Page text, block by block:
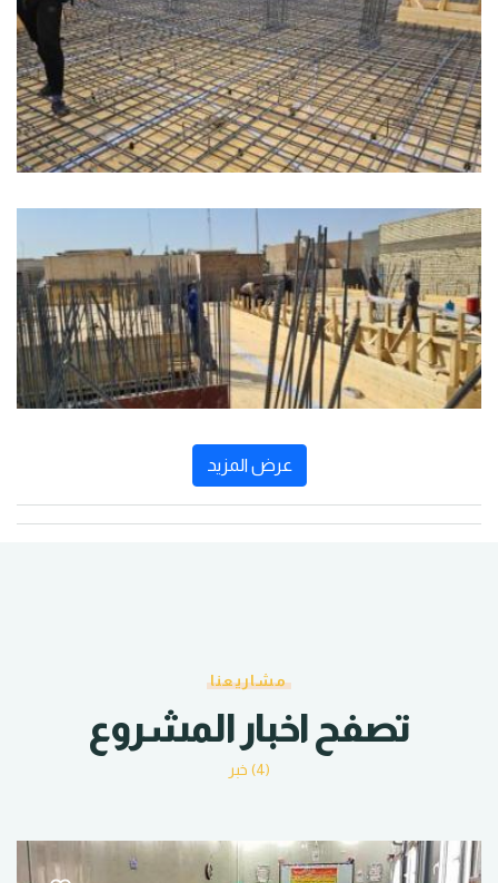
عرض المزيد
مشاريعنا
تصفح اخبار المشروع
(4) خبر